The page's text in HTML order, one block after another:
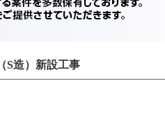
S造）新設工事